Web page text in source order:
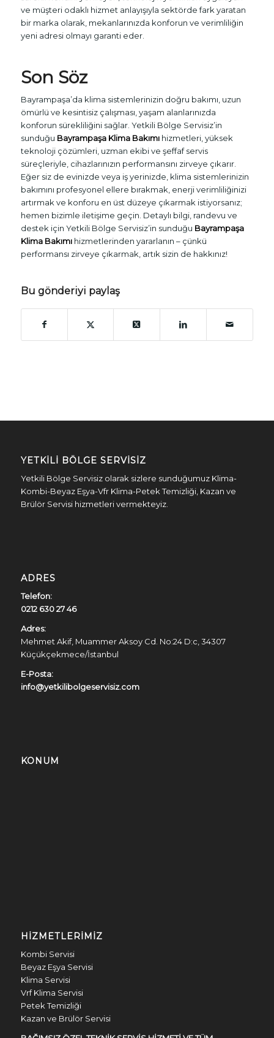
ve müşteri odaklı hizmet anlayışıyla sektörde fark yaratan
bir marka olarak, mekanlarınızda konforun ve verimliliğin
yeni adresi olmayı garanti eder.
Son Söz
Bayrampaşa’da klima sistemlerinizin doğru bakımı, uzun
ömürlü ve kesintisiz çalışması, yaşam alanlarınızda
konforun sürekliliğini sağlar. Yetkili Bölge Servisiz’in
sunduğu Bayrampaşa Klima Bakımıhizmetleri, yüksek
teknoloji çözümleri, uzman ekibi ve şeffaf servis
süreçleriyle, cihazlarınızın performansını zirveye çıkarır.
Eğer siz de evinizde veya iş yerinizde, klima sistemlerinizin
bakımını profesyonel ellere bırakmak, enerji verimliliğinizi
artırmak ve konforu en üst düzeye çıkarmak istiyorsanız;
hemen bizimle iletişime geçin. Detaylı bilgi, randevu ve
destek için Yetkili Bölge Servisiz’in sunduğu Bayrampaşa
Klima Bakımıhizmetlerinden yararlanın – çünkü
performansı zirveye çıkarmak, artık sizin de hakkınız!
Bu gönderiyi paylaş
YETKILI BÖLGE SERVISIZ
Yetkili Bölge Servisiz olarak sizlere sunduğumuz Klima-
Kombi-Beyaz Eşya-Vfr Klima-Petek Temizliği, Kazan ve
Brülör Servisi hizmetleri vermekteyiz.
ADRES
Telefon:
0212 630 27 46
Adres:
Mehmet Akif, Muammer Aksoy Cd. No:24 D:c, 34307
Küçükçekmece/İstanbul
E-Posta:
info@yetkilibolgeservisiz.com
KONUM
HIZMETLERIMIZ
Kombi Servisi
Beyaz Eşya Servisi
Klima Servisi
Vrf Klima Servisi
Petek Temizliği
Kazan ve Brülör Servisi